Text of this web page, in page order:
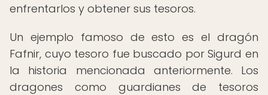
enfrentarlos y obtener sus tesoros.
Un ejemplo famoso de esto es el dragón
Fafnir, cuyo tesoro fue buscado por Sigurd en
la historia mencionada anteriormente. Los
dragones como guardianes de tesoros